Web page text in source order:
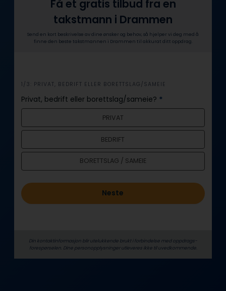
Få et gratis tilbud fra en
takstmann i Drammen
Send en kort beskrivelse av dine ønsker og behov, så hjelper vi deg med å
finne den beste takstmannen i Drammen til akkurat ditt oppdrag.
i
n
n
o
d
1/3: PRIVAT, BEDRIFT ELLER BORETTSLAG/SAMEIE
Privat, bedrift eller borettslag/sameie? *
PRIVAT
BEDRIFT
BORETTSLAG / SAMEIE
Neste
Din kontaktinformasjon blir utelukkende brukt i forbindelse med oppdrags­
forespørselen. Dine person­­opplysninger utleveres ikke til uvedkommende.